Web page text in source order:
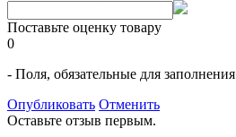
Поставьте оценку товару
0
- Поля, обязательные для заполнения
Опубликовать Отменить
Оставьте отзыв первым.